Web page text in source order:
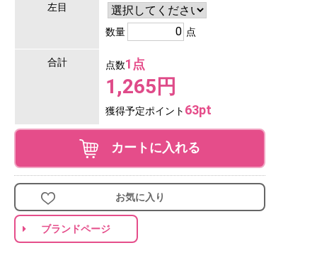
左目
数量 点
合計 点数1点
1,265円
獲得予定ポイント 63pt
カートに入れる
お気に入り
ブランドページ